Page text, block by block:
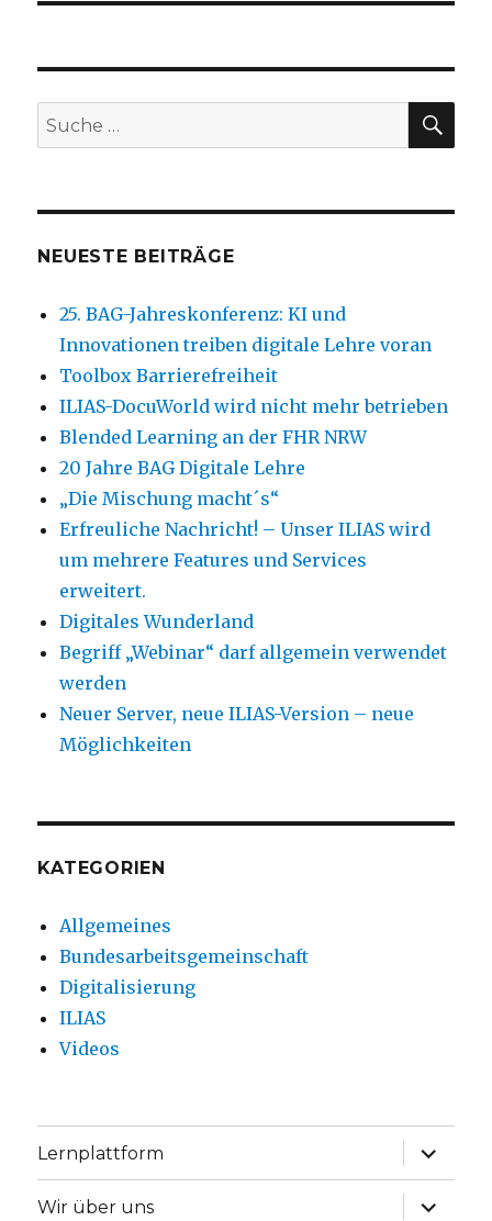
Suche
nach:
NEUESTE BEITRÄGE
25. BAG-Jahreskonferenz: KI und
Innovationen treiben digitale Lehre voran
Toolbox Barrierefreiheit
ILIAS-DocuWorld wird nicht mehr betrieben
Blended Learning an der FHR NRW
20 Jahre BAG Digitale Lehre
„Die Mischung macht´s“
Erfreuliche Nachricht! – Unser ILIAS wird
um mehrere Features und Services
erweitert.
Digitales Wunderland
Begriff „Webinar“ darf allgemein verwendet
werden
Neuer Server, neue ILIAS-Version – neue
Möglichkeiten
KATEGORIEN
Allgemeines
Bundesarbeitsgemeinschaft
Digitalisierung
ILIAS
Videos
Lernplattform
Wir über uns